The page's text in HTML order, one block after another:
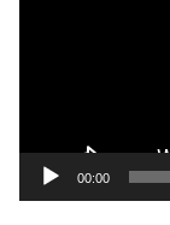
00:00